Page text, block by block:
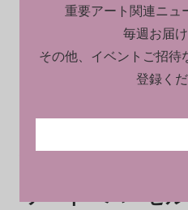
アート・バーゼ
重要アート関連ニュ
毎週お届け
その他、イベントご招
登録くだ